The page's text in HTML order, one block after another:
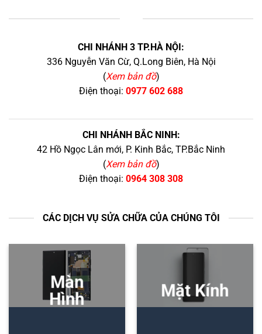
CHI NHÁNH 3 TP.HÀ NỘI:
336 Nguyễn Văn Cừ, Q.Long Biên, Hà Nội
(Xem bản đồ)
Điện thoại: 0977 602 688
CHI NHÁNH BẮC NINH:
42 Hồ Ngọc Lân mới, P. Kinh Bắc, TP.Bắc Ninh
(Xem bản đồ)
Điện thoại: 0964 308 308
CÁC DỊCH VỤ SỬA CHỮA CỦA CHÚNG TÔI
Màn
Hình
Mặt Kính